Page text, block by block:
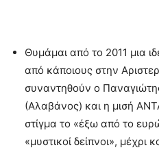
Θυμάμαι από το 2011 μια
από κάποιους στην
συναντηθούν ο
(Αλαβάνος) και η μισή
στίγμα το «έξω από το
«μυστικοί δείπνοι», μέχρι